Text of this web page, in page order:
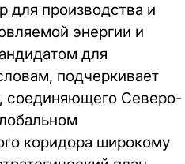
для производства и
энергии и
для
подчеркивает
соединяющего Северо-
коридора широкому